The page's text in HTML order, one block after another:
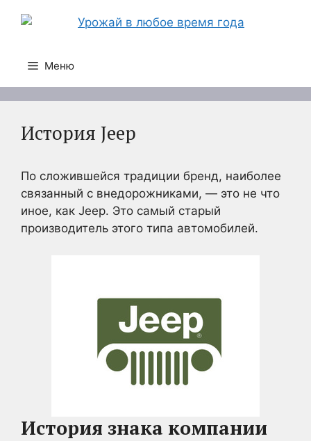
Меню
История Jeep
По сложившейся традиции бренд, наиболее
связанный с внедорожниками, — это не что
иное, как Jeep. Это самый старый
производитель этого типа автомобилей.
История знака компании